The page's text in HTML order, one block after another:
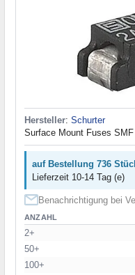
Hersteller: Schurter
Surface Mount Fuses
auf Bestellung 736
Lieferzeit 10-14 Tag (e)
Benachrichtigung bei
ANZAHL
2+
50+
100+